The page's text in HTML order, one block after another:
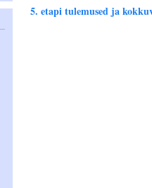
5. etapi tulemused ja